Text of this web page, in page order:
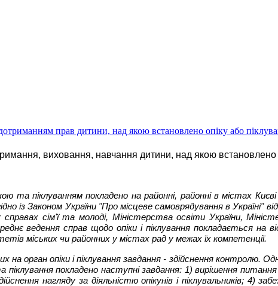
прав дитини, над якою встановлено опіку або
виховання, навчання дитини, над якою встановлено
та піклуванням покладено на районні, районні в містах
із Законом України "Про місцеве самоврядування в
сім'ї та молоді, Міністерства освіти України,
ведення справ щодо опіки і піклування покладається на
міських чи районних у містах рад у межах їх компетенції.
орган опіки і піклування завдання - здійснення контролю.
піклування покладено наступні завдання: 1) вирішення
нагляду за діяльністю опікунів і піклувальників; 4)